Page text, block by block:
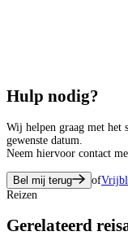
Hulp nodig?
Wij helpen graag met het
gewenste datum.
Neem hiervoor contact
Bel mij terug of
Reizen
Gerelateerd